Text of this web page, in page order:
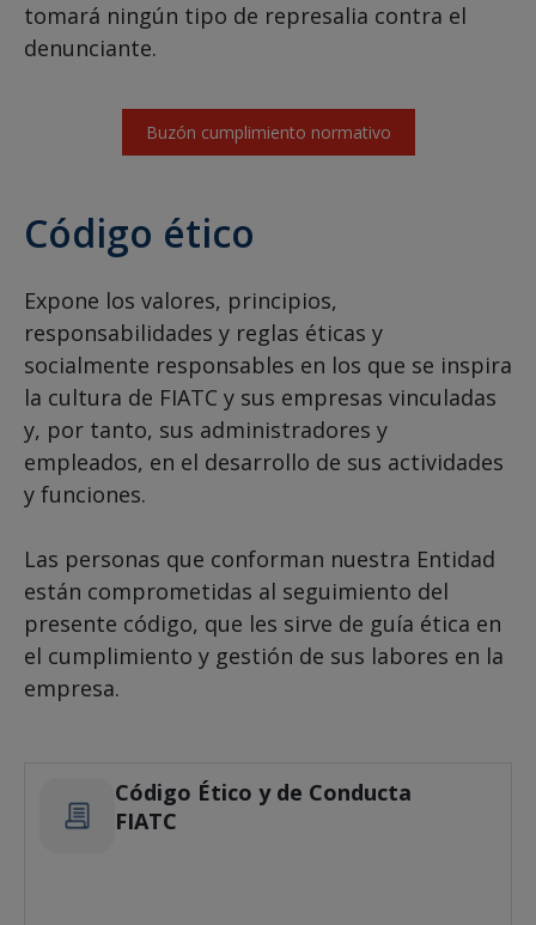
tomará ningún tipo de represalia contra el
denunciante.
Buzón cumplimiento normativo
Código ético
Expone los valores, principios,
responsabilidades y reglas éticas y
socialmente responsables en los que se inspira
la cultura de FIATC y sus empresas vinculadas
y, por tanto, sus administradores y
empleados, en el desarrollo de sus actividades
y funciones.
Las personas que conforman nuestra Entidad
están comprometidas al seguimiento del
presente código, que les sirve de guía ética en
el cumplimiento y gestión de sus labores en la
empresa.
Código Ético y de Conducta
FIATC